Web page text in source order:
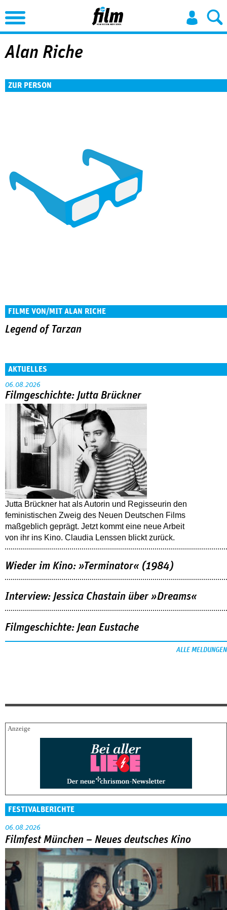
Jump to Navigation
Alan Riche
ZUR PERSON
FILME VON/MIT ALAN RICHE
Legend of Tarzan
AKTUELLES
06.08.2026
Filmgeschichte: Jutta Brückner
Jutta Brückner hat als Autorin und Regisseurin den
feministischen Zweig des Neuen Deutschen Films
maßgeblich geprägt. Jetzt kommt eine neue Arbeit
von ihr ins Kino. Claudia Lenssen blickt zurück.
Wieder im Kino: »Terminator« (1984)
Interview: Jessica Chastain über »Dreams«
Filmgeschichte: Jean Eustache
ALLE MELDUNGEN
FESTIVALBERICHTE
06.08.2026
Filmfest München – Neues deutsches Kino